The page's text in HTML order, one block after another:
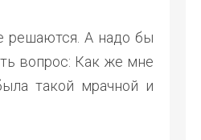
решаются. А надо бы
вопрос: Как же мне
такой мрачной и